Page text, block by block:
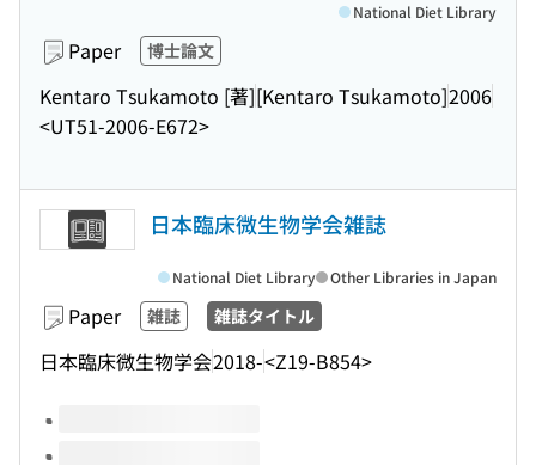
Paper 博士論文
Kentaro Tsukamoto [著][Kentaro Tsukamoto]2006
<UT51-2006-E672>
National Diet Library
日本臨床微生物学会雑誌
Paper 雑誌 雑誌タイトル
日本臨床微生物学会2018-<Z19-B854>
National Diet Library Other Libraries in Japan
Volumes of this title